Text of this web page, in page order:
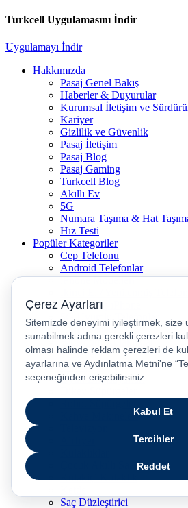
Turkcell Uygulamasını İndir
Uygulamayı İndir
Hakkımızda
Pasaj Genel Bakış
Haberler & Duyurular
Kurumsal İletişim ve
Kariyer
Gizlilik ve Güvenlik
Pasaj İletişim
Pasaj Blog
Pasaj Gaming
Turkcell Blog
Akıllı Ev
5G
Numara Taşıma & Hat
Hız Testi
Popüler Kategoriler
Cep Telefonu
Android Telefonlar
iPhone Modelleri
Yenilenmiş iPhone
5G Uyumlu Telefonlar
Akıllı Saatler
Bluetooth Kulaklıklar
Tabletler
Laptop
Oyun Bilgisayarları
Kahve Makineleri
Kulakiçi Kulaklık
Saç Düzleştirici